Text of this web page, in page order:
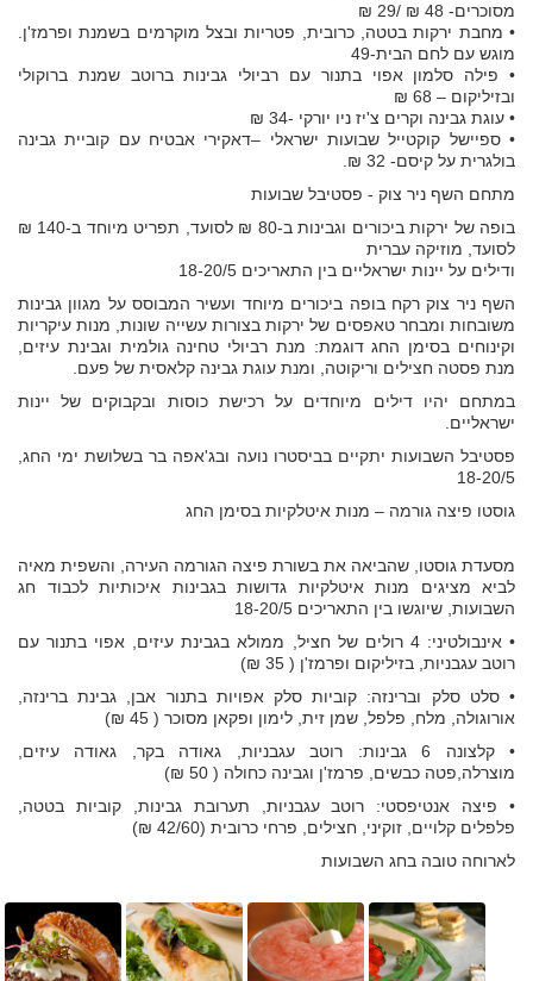
מסוכרים- 48 ₪ /29 ₪
• מחבת ירקות בטטה, כרובית, פטריות ובצל מוקרמים בשמנת ופרמז'ן.
מוגש עם לחם הבית-49
• פילה סלמון אפוי בתנור עם רביולי גבינות ברוטב שמנת ברוקולי
ובזיליקום – 68 ₪
• עוגת גבינה וקרים צ'יז ניו יורקי -34 ₪
• ספיישל קוקטייל שבועות ישראלי –דאקירי אבטיח עם קוביית גבינה
בולגרית על קיסם- 32 ₪.
מתחם השף ניר צוק - פסטיבל שבועות
בופה של ירקות ביכורים וגבינות ב-80 ₪ לסועד, תפריט מיוחד ב-140 ₪
לסועד, מוזיקה עברית
ודילים על יינות ישראליים בין התאריכים 18-20/5
השף ניר צוק רקח בופה ביכורים מיוחד ועשיר המבוסס על מגוון גבינות
משובחות ומבחר טאפסים של ירקות בצורות עשייה שונות, מנות עיקריות
וקינוחים בסימן החג דוגמת: מנת רביולי טחינה גולמית וגבינת עיזים,
מנת פסטה חצילים וריקוטה, ומנת עוגת גבינה קלאסית של פעם.
במתחם יהיו דילים מיוחדים על רכישת כוסות ובקבוקים של יינות
ישראליים.
פסטיבל השבועות יתקיים בביסטרו נועה ובג'אפה בר בשלושת ימי החג,
18-20/5
גוסטו פיצה גורמה – מנות איטלקיות בסימן החג
מסעדת גוסטו, שהביאה את בשורת פיצה הגורמה העירה, והשפית מאיה
לביא מציגים מנות איטלקיות גדושות בגבינות איכותיות לכבוד חג
השבועות, שיוגשו בין התאריכים 18-20/5
• אינבולטיני: 4 רולים של חציל, ממולא בגבינת עיזים, אפוי בתנור עם
רוטב עגבניות, בזיליקום ופרמז'ן ( 35 ₪)
• סלט סלק וברינזה: קוביות סלק אפויות בתנור אבן, גבינת ברינזה,
אורוגולה, מלח, פלפל, שמן זית, לימון ופקאן מסוכר ( 45 ₪)
• קלצונה 6 גבינות: רוטב עגבניות, גאודה בקר, גאודה עיזים,
מוצרלה,פטה כבשים, פרמז'ן וגבינה כחולה ( 50 ₪)
• פיצה אנטיפסטי: רוטב עגבניות, תערובת גבינות, קוביות בטטה,
פלפלים קלויים, זוקיני, חצילים, פרחי כרובית (42/60 ₪)
לארוחה טובה בחג השבועות